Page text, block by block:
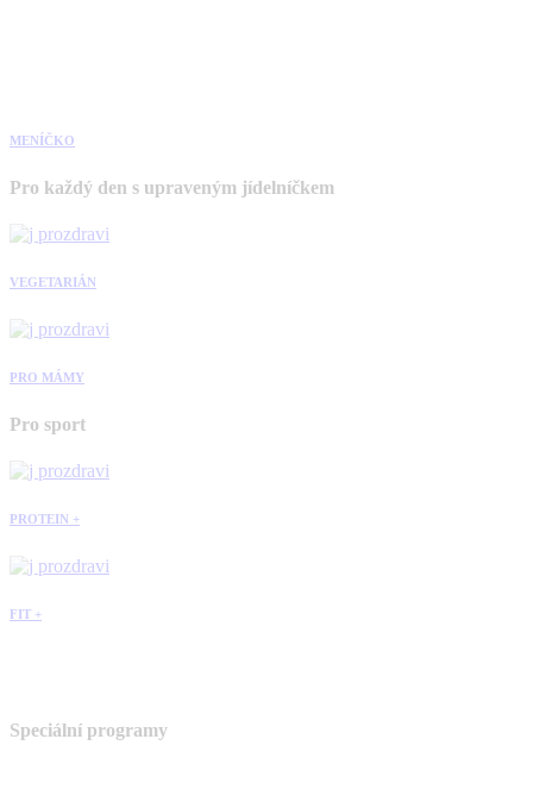
MENÍČKO
Pro každý den s upraveným jídelníčkem
VEGETARIÁN
PRO MÁMY
Pro sport
PROTEIN +
FIT +
Speciální programy